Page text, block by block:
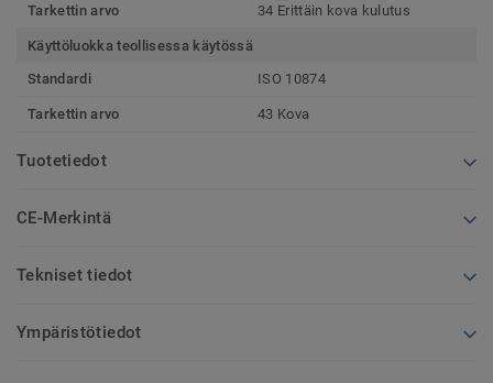
Tarkettin arvo 34 Erittäin kova kulutus
Käyttöluokka teollisessa käytössä
Standardi
ISO 10874
Tarkettin arvo 43 Kova
Tuotetiedot
CE-Merkintä
Tekniset tiedot
Ympäristötiedot